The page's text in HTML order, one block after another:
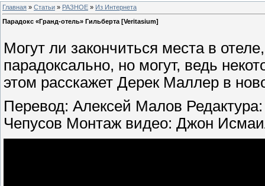
Главная » Статьи » РАЗНОЕ » Из Интернета
Парадокс «Гранд-отель» Гильберта [Veritasium]
Могут ли закончиться места в
парадоксально, но могут, ведь
этом расскажет Дерек Маллер в
Перевод: Алексей Малов
Чепусов Монтаж видео: Джон